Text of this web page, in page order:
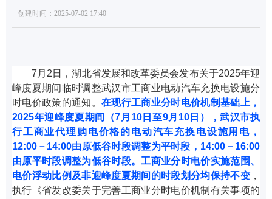
创建时间： 2025-07-02 17:40
7月2日，湖北省发展和改革委员会发布关于2025年迎
峰度夏期间临时调整武汉市工商业电动汽车充换电设施分
时电价政策的通知。 在现行工商业分时电价机制基础上，
2025年迎峰度夏期间（7月10日至9月10日），武汉市执
行工商业代理购电价格的电动汽车充换电设施用电，
12:00－14:00由原低谷时段调整为平时段，14:00－16:00
由原平时段调整为低谷时段。工商业分时电价实施范围、
电价浮动比例及非迎峰度夏期间的时段划分均保持不变 ，
执行《省发改委关于完善工商业分时电价机制有关事项的